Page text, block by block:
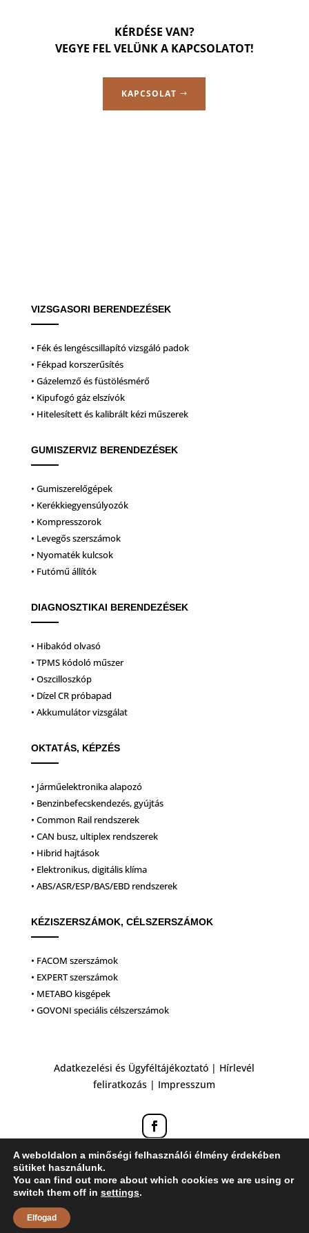
KÉRDÉSE VAN?
VEGYE FEL VELÜNK A KAPCSOLATOT!
KAPCSOLAT
VIZSGASORI BERENDEZÉSEK
• Fék és lengéscsillapító vizsgáló padok
• Fékpad korszerűsítés
• Gázelemző és füstölésmérő
• Kipufogó gáz elszívók
• Hitelesített és kalibrált kézi műszerek
GUMISZERVIZ BERENDEZÉSEK
• Gumiszerelőgépek
• Kerékkiegyensúlyozók
• Kompresszorok
• Levegős szerszámok
• Nyomaték kulcsok
• Futómű állítók
DIAGNOSZTIKAI BERENDEZÉSEK
• Hibakód olvasó
• TPMS kódoló műszer
• Oszcilloszkóp
• Dízel CR próbapad
• Akkumulátor vizsgálat
OKTATÁS, KÉPZÉS
• Járműelektronika alapozó
• Benzinbefecskendezés, gyújtás
• Common Rail rendszerek
• CAN busz, ultiplex rendszerek
• Hibrid hajtások
• Elektronikus, digitális klíma
• ABS/ASR/ESP/BAS/EBD rendszerek
KÉZISZERSZÁMOK, CÉLSZERSZÁMOK
• FACOM szerszámok
• EXPERT szerszámok
• METABO kisgépek
• GOVONI speciális célszerszámok
Adatkezelési és Ügyféltájékoztató | Hírlevél
feliratkozás | Impresszum
A weboldalon a minőségi felhasználói élmény érdekében
sütiket használunk.
You can find out more about which cookies we are using or
switch them off in settings.
Elfogad